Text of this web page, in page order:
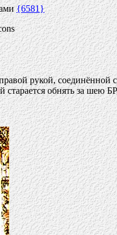
{6581}
рукой, соединённой
обнять за шею